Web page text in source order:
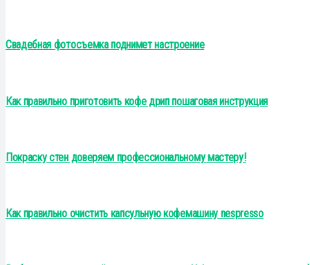
Свадебная фотосъемка поднимет настроение
Как правильно приготовить кофе дрип пошаговая инструкция
Покраску стен доверяем профессиональному мастеру!
Как правильно очистить капсульную кофемашину nespresso